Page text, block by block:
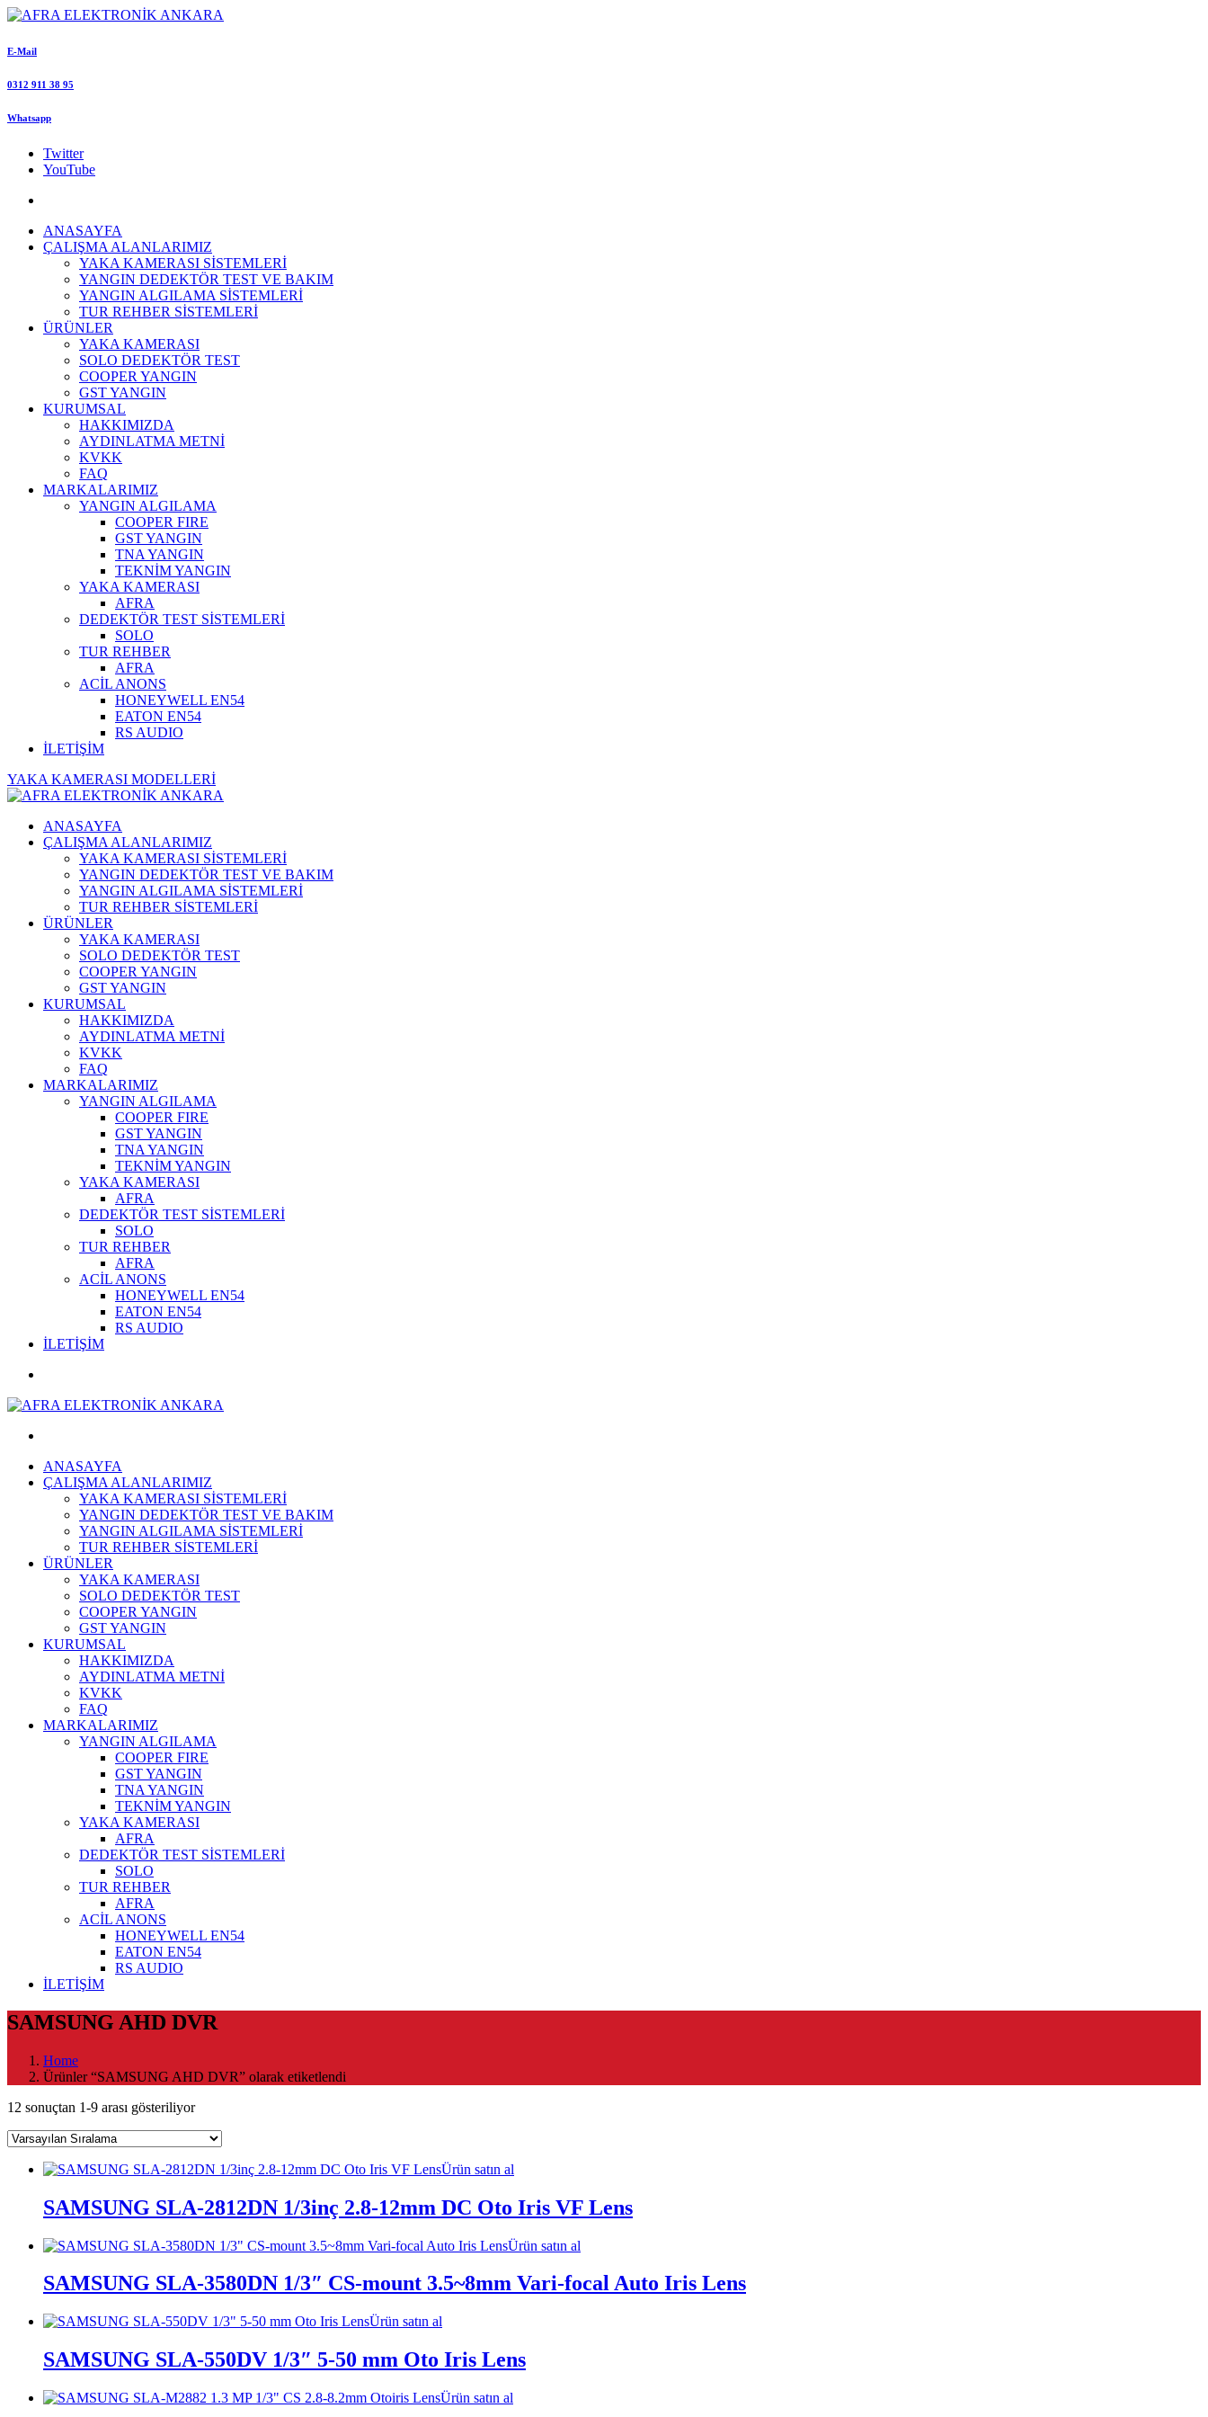
E-Mail
0312 911 38 95
Whatsapp
Twitter
YouTube
ANASAYFA
ÇALIŞMA ALANLARIMIZ
YAKA KAMERASI SİSTEMLERİ
YANGIN DEDEKTÖR TEST VE BAKIM
YANGIN ALGILAMA SİSTEMLERİ
TUR REHBER SİSTEMLERİ
ÜRÜNLER
YAKA KAMERASI
SOLO DEDEKTÖR TEST
COOPER YANGIN
GST YANGIN
KURUMSAL
HAKKIMIZDA
AYDINLATMA METNİ
KVKK
FAQ
MARKALARIMIZ
YANGIN ALGILAMA
COOPER FIRE
GST YANGIN
TNA YANGIN
TEKNİM YANGIN
YAKA KAMERASI
AFRA
DEDEKTÖR TEST SİSTEMLERİ
SOLO
TUR REHBER
AFRA
ACİL ANONS
HONEYWELL EN54
EATON EN54
RS AUDIO
İLETİŞİM
YAKA KAMERASI MODELLERİ
ANASAYFA
ÇALIŞMA ALANLARIMIZ
YAKA KAMERASI SİSTEMLERİ
YANGIN DEDEKTÖR TEST VE BAKIM
YANGIN ALGILAMA SİSTEMLERİ
TUR REHBER SİSTEMLERİ
ÜRÜNLER
YAKA KAMERASI
SOLO DEDEKTÖR TEST
COOPER YANGIN
GST YANGIN
KURUMSAL
HAKKIMIZDA
AYDINLATMA METNİ
KVKK
FAQ
MARKALARIMIZ
YANGIN ALGILAMA
COOPER FIRE
GST YANGIN
TNA YANGIN
TEKNİM YANGIN
YAKA KAMERASI
AFRA
DEDEKTÖR TEST SİSTEMLERİ
SOLO
TUR REHBER
AFRA
ACİL ANONS
HONEYWELL EN54
EATON EN54
RS AUDIO
İLETİŞİM
ANASAYFA
ÇALIŞMA ALANLARIMIZ
YAKA KAMERASI SİSTEMLERİ
YANGIN DEDEKTÖR TEST VE BAKIM
YANGIN ALGILAMA SİSTEMLERİ
TUR REHBER SİSTEMLERİ
ÜRÜNLER
YAKA KAMERASI
SOLO DEDEKTÖR TEST
COOPER YANGIN
GST YANGIN
KURUMSAL
HAKKIMIZDA
AYDINLATMA METNİ
KVKK
FAQ
MARKALARIMIZ
YANGIN ALGILAMA
COOPER FIRE
GST YANGIN
TNA YANGIN
TEKNİM YANGIN
YAKA KAMERASI
AFRA
DEDEKTÖR TEST SİSTEMLERİ
SOLO
TUR REHBER
AFRA
ACİL ANONS
HONEYWELL EN54
EATON EN54
RS AUDIO
İLETİŞİM
SAMSUNG AHD DVR
Home
Ürünler “SAMSUNG AHD DVR” olarak etiketlendi
12 sonuçtan 1-9 arası gösteriliyor
Ürün satın al
SAMSUNG SLA-2812DN 1/3inç 2.8-12mm DC Oto Iris VF Lens
Ürün satın al
SAMSUNG SLA-3580DN 1/3″ CS-mount 3.5~8mm Vari-focal Auto Iris Lens
Ürün satın al
SAMSUNG SLA-550DV 1/3″ 5-50 mm Oto Iris Lens
Ürün satın al